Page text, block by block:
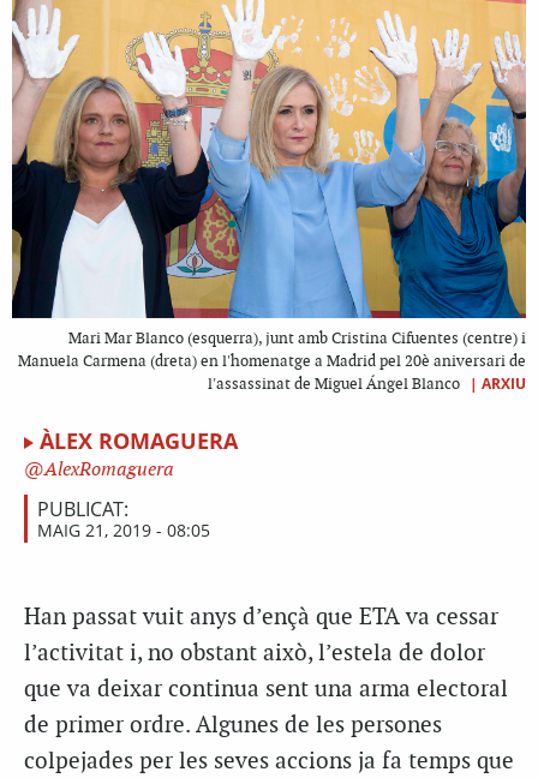
Mari Mar Blanco (esquerra), junt amb Cristina Cifuentes (centre) i
Manuela Carmena (dreta) en l'homenatge a Madrid pel 20è aniversari de
l'assassinat de Miguel Ángel Blanco
| ARXIU
ÀLEX ROMAGUERA
AlexRomaguera
PUBLICAT:
MAIG 21, 2019 - 08:05
Han passat vuit anys d’ençà que ETA va cessar
l’activitat i, no obstant això, l’estela de dolor
que va deixar continua sent una arma electoral
de primer ordre. Algunes de les persones
colpejades per les seves accions ja fa temps que